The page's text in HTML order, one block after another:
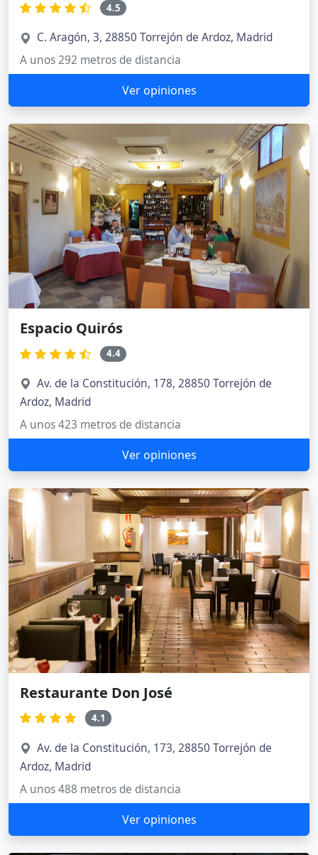
4.5
C. Aragón, 3, 28850 Torrejón de Ardoz, Madrid
A unos 292 metros de distancia
Ver opiniones
Espacio Quirós
4.4
Av. de la Constitución, 178, 28850 Torrejón de
Ardoz, Madrid
A unos 423 metros de distancia
Ver opiniones
Restaurante Don José
4.1
Av. de la Constitución, 173, 28850 Torrejón de
Ardoz, Madrid
A unos 488 metros de distancia
Ver opiniones